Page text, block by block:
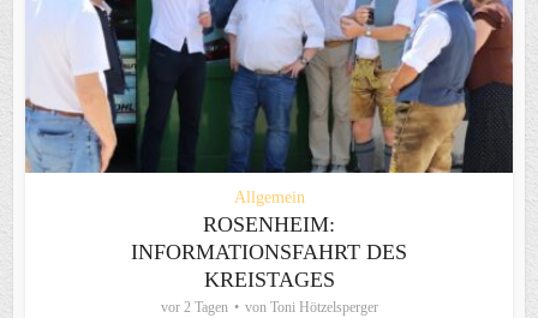
Allgemein
ROSENHEIM:
INFORMATIONSFAHRT DES
KREISTAGES
vor 2 Tagen von Toni Hötzelsperger